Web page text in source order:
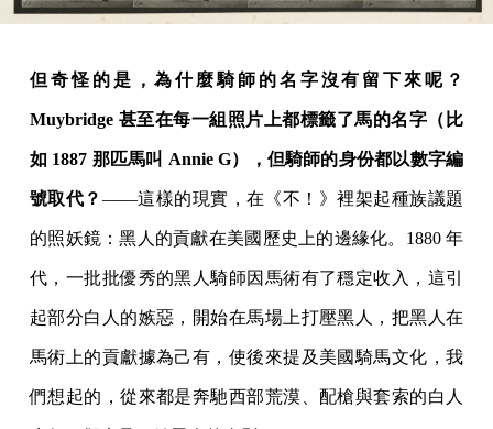
但奇怪的是，為什麼騎師的名字沒有留下來呢？
Muybridge 甚至在每一組照片上都標籤了馬的名字（比
如 1887 那匹馬叫 Annie G），但騎師的身份都以數字編
號取代？ ——這樣的現實，在《不！》裡架起種族議題
的照妖鏡：黑人的貢獻在美國歷史上的邊緣化。1880 年
代，一批批優秀的黑人騎師因馬術有了穩定收入，這引
起部分白人的嫉惡，開始在馬場上打壓黑人，把黑人在
馬術上的貢獻據為己有，使後來提及美國騎馬文化，我
們想起的，從來都是奔馳西部荒漠、配槍與套索的白人